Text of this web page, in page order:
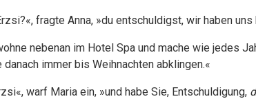
fragte Anna, »du entschuldigst, wir haben
nebenan im Hotel Spa und mache wie jedes
immer bis Weihnachten abklingen.«
warf Maria ein, »und habe Sie, Entschuldigung,